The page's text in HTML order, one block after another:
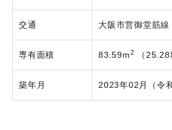
交通 大阪市営御堂筋
専有面積 83.59m2 （25.28
築年月 2023年02月（令